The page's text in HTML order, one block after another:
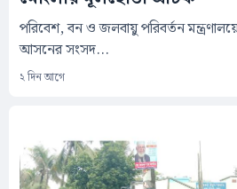
‎পরিবেশ, বন ও জলবায়ু পরিবর্তন
আসনের সংসদ...
২ দিন আগে